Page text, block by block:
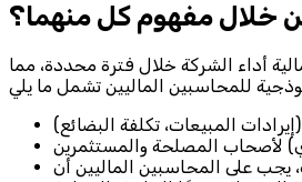
من خلال مفهوم كل منهما؟
أداء الشركة خلال فترة محددة، مما
يجب على المحاسبين الماليين أن